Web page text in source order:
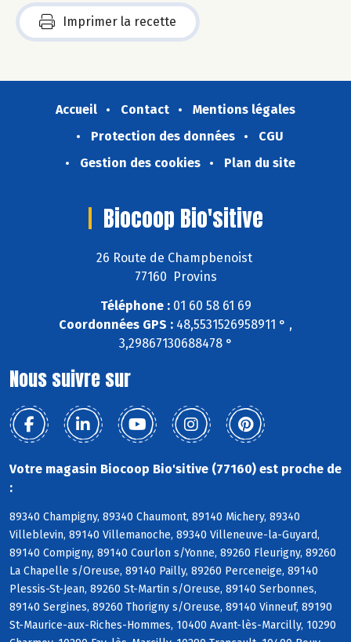
Imprimer la recette
Accueil Contact
Mentions légales
Protection des données
CGU
Gestion des cookies
Plan du site
Biocoop Bio'sitive
26 Route de Champbenoist
77160 Provins
Téléphone :01 60 58 61 69
Coordonnées GPS : 48,5531526958911 ° ,
3,29867130688478 °
Nous suivre sur
Votre magasin Biocoop Bio'sitive (77160) est proche de
:
89340 Champigny, 89340 Chaumont, 89140 Michery, 89340
Villeblevin, 89140 Villemanoche, 89340 Villeneuve-la-Guyard,
89140 Compigny, 89140 Courlon s/Yonne, 89260 Fleurigny, 89260
La Chapelle s/Oreuse, 89140 Pailly, 89260 Perceneige, 89140
Plessis-St-Jean, 89260 St-Martin s/Oreuse, 89140 Serbonnes,
89140 Sergines, 89260 Thorigny s/Oreuse, 89140 Vinneuf, 89190
St-Maurice-aux-Riches-Hommes, 10400 Avant-lès-Marcilly, 10290